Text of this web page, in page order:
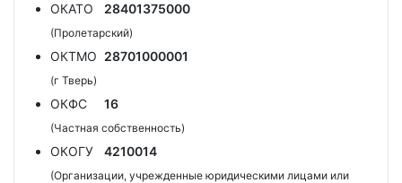
ОКАТО
28401375000
(Пролетарский)
ОКТМО 28701000001
(г Тверь)
ОКФС 16
(Частная собственность)
ОКОГУ 4210014
(Организации, учрежденные юридическими лицами или